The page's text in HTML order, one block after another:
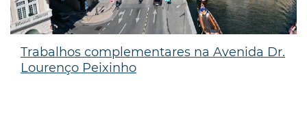
Trabalhos complementares na Avenida Dr.
Lourenço Peixinho